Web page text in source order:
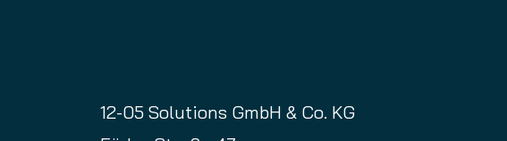
12-05 Solutions GmbH & Co. KG